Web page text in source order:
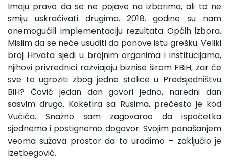
Imaju pravo da se ne pojave na izborima, ali to ne
smiju uskraćivati drugima. 2018. godine su nam
onemogućili implementaciju rezultata Općih izbora.
Mislim da se neće usuditi da ponove istu grešku. Veliki
broj Hrvata sjedi u brojnim organima i institucijama,
njihovi privrednici razviajaju biznise širom FBiH, zar će
sve to ugroziti zbog jedne stolice u Predsjedništvu
BiH? Čović jedan dan govori jedno, naredni dan
sasvim drugo. Koketira sa Rusima, prečesto je kod
Vučića. Snažno sam zagovarao da ispočetka
sjednemo i postignemo dogovor. Svojim ponašanjem
veoma sužava prostor da to uradimo – zaključio je
Izetbegović.